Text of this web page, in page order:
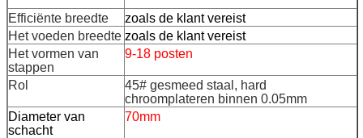
Efficiënte breedte
zoals de klant vereist
Het voeden breedte zoals de klant vereist
Het vormen van
stappen
9-18 posten
Rol
45# gesmeed staal, hard
chroomplateren binnen 0.05mm
Diameter van
schacht
70mm